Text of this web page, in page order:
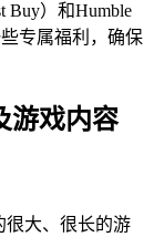
Buy）和Humble
专属福利，确保
游戏内容
很大、很长的游